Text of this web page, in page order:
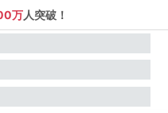
万人突破！